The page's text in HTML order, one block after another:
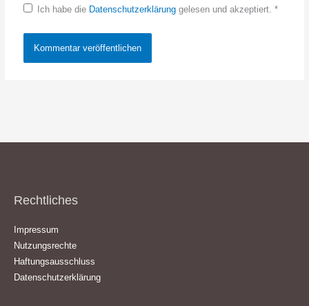
Ich habe die Datenschutzerklärunggelesen und akzeptiert. *
Rechtliches
Impressum
Nutzungsrechte
Haftungsausschluss
Datenschutzerklärung